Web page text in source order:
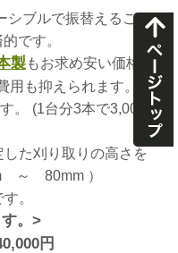
シブルで振替えること
です。
製もお求め安い価格で
用も抑えられます。
。 (1台分3本で3,000円
た刈り取りの高さを
～ 80mm ）
。
。>
円